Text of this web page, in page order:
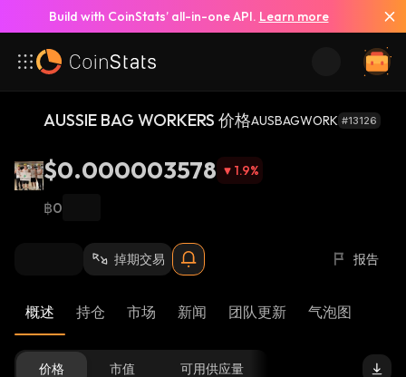
Build with CoinStats’ all-in-one API. Learn more
AUSSIE BAG WORKERS 价格AUSBAGWORK #13126
$0.000003578 1.9%
฿0
掉期交易 报告
概述 持仓 市场 新闻 团队更新 气泡图
价格 市值 可用供应量